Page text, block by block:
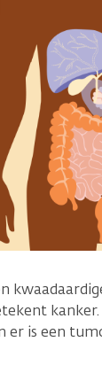
er is een